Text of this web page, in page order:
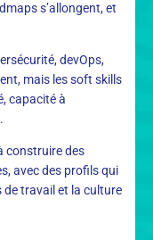
s’allongent, et
devOps,
mais les soft skills
capacité à
construire des
avec des profils qui
de travail et la culture